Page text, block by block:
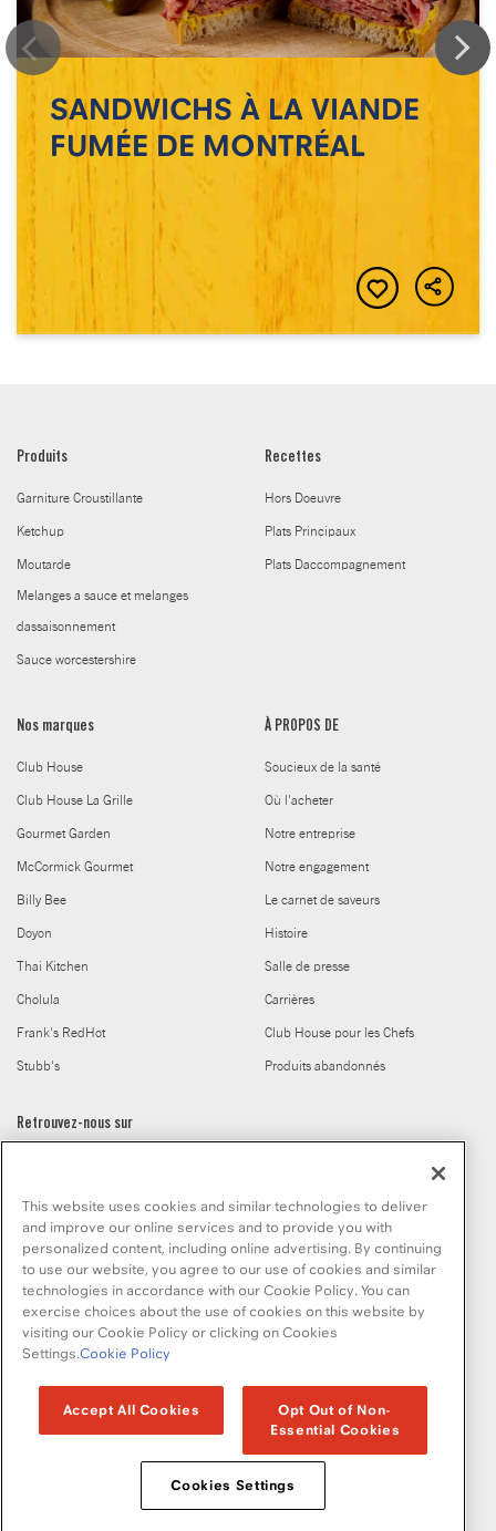
SANDWICHS À LA VIANDE
FUMÉE DE MONTRÉAL
Produits
Garniture Croustillante
Ketchup
Moutarde
Melanges a sauce et melanges
dassaisonnement
Sauce worcestershire
Recettes
Hors Doeuvre
Plats Principaux
Plats Daccompagnement
Nos marques
Club House
Club House La Grille
Gourmet Garden
McCormick Gourmet
Billy Bee
Doyon
Thai Kitchen
Cholula
Frank's RedHot
Stubb's
À PROPOS DE
Soucieux de la santé
Où l'acheter
Notre entreprise
Notre engagement
Le carnet de saveurs
Histoire
Salle de presse
Carrières
Club House pour les Chefs
Produits abandonnés
Retrouvez-nous sur
© McCormick & Company, Inc. 2026
Normes d'accessibilité
This website uses cookies and similar technologies to deliver
and improve our online services and to provide you with
personalized content, including online advertising. By continuing
to use our website, you agree to our use of cookies and similar
technologies in accordance with our Cookie Policy. You can
exercise choices about the use of cookies on this website by
visiting our Cookie Policy or clicking on Cookies
Settings.Cookie Policy
Accept All Cookies
Opt Out of Non-
Essential Cookies
Cookies Settings